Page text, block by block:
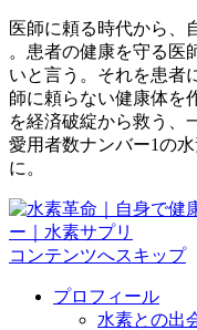
医師に頼る時代から、
。患者の健康を守る医
いと言う。それを患者
師に頼らない健康体を
を経済破綻から救う、
愛用者数ナンバー1の
に。
コンテンツへスキップ
プロフィール
水素との出